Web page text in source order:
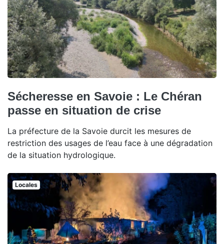
Sécheresse en Savoie : Le Chéran
passe en situation de crise
La préfecture de la Savoie durcit les mesures de
restriction des usages de l’eau face à une dégradation
de la situation hydrologique.
Locales